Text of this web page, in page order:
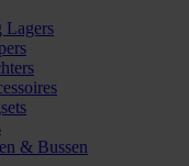
Lagers
& Bussen